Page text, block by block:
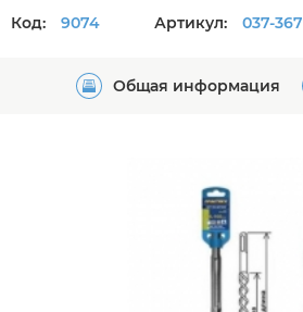
Код: 9074 Артикул: 037-367
Общая информация